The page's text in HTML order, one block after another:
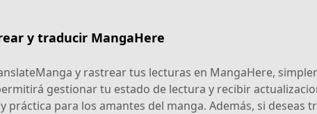
y traducir MangaHere
y rastrear tus lecturas en MangaHere,
gestionar tu estado de lectura y recibir
práctica para los amantes del manga. Además, si